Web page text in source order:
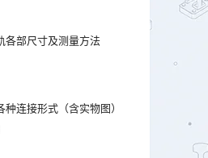
各部尺寸及测量方法
种连接形式（含实物图）